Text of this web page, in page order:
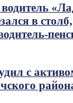
в столб,
с